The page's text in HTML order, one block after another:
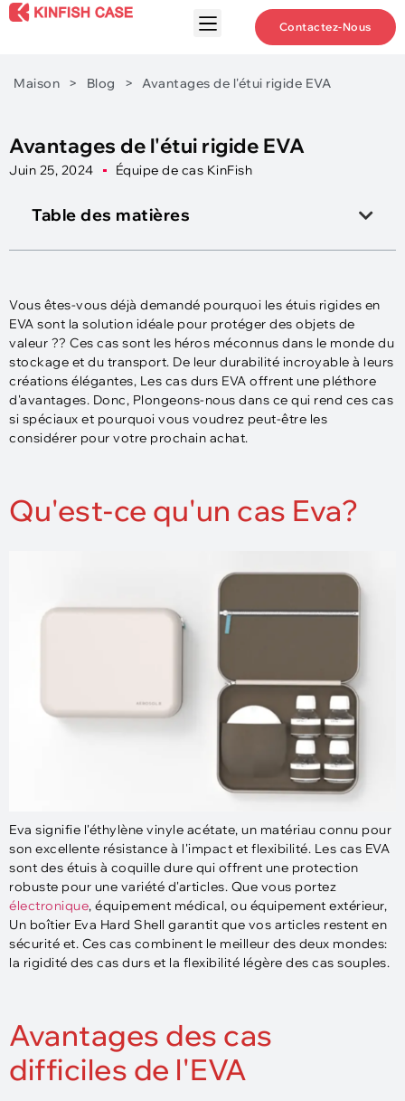
Contactez-Nous
Maison > Blog > Avantages de l'étui rigide EVA
Avantages de l'étui rigide EVA
Juin 25, 2024 Équipe de cas KinFish
Table des matières
Vous êtes-vous déjà demandé pourquoi les étuis rigides en
EVA sont la solution idéale pour protéger des objets de
valeur ?? Ces cas sont les héros méconnus dans le monde du
stockage et du transport. De leur durabilité incroyable à leurs
créations élégantes, Les cas durs EVA offrent une pléthore
d'avantages. Donc, Plongeons-nous dans ce qui rend ces cas
si spéciaux et pourquoi vous voudrez peut-être les
considérer pour votre prochain achat.
Qu'est-ce qu'un cas Eva?
Eva signifie l'éthylène vinyle acétate, un matériau connu pour
son excellente résistance à l'impact et flexibilité. Les cas EVA
sont des étuis à coquille dure qui offrent une protection
robuste pour une variété d'articles. Que vous portez
électronique, équipement médical, ou équipement extérieur,
Un boîtier Eva Hard Shell garantit que vos articles restent en
sécurité et. Ces cas combinent le meilleur des deux mondes:
la rigidité des cas durs et la flexibilité légère des cas souples.
Avantages des cas
difficiles de l'EVA